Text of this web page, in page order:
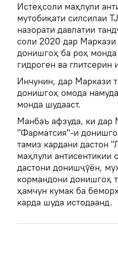
Истеҳсоли маҳлули
мутобиқати
назорати давлатии
соли 2020 дар
донишгоҳ ба роҳ
гидроген ва
Инчунин, дар Маркази
донишгоҳ омода
монда шудааст.
Манбаъ афзуда, ки дар
"Фарматсия"-и
тамиз кардани дастон
маҳлули антисентикии
дастони донишҷӯён,
кормандони донишгоҳ
ҳамчун кумак ба
карда шуда истодаанд.